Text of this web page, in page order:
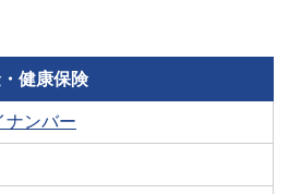
健康保険
ナンバー